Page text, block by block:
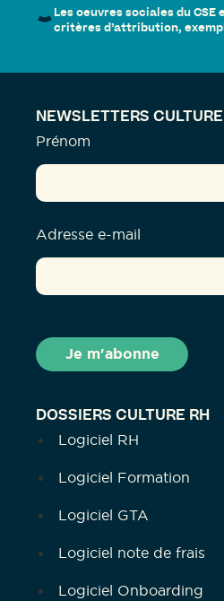
Les oeuvres sociales du CSE
critères d’attribution,
DOSSIERS CULTURE RH
Logiciel RH
Logiciel Formation
Logiciel GTA
Logiciel note de frais
Logiciel Onboarding
NEWSLETTERS
Prénom
Adresse e-mail